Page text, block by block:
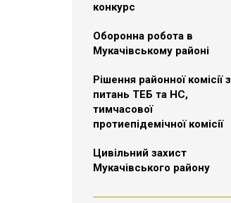
конкурс
Оборонна робота в
Мукачівському районі
Рішення районної комісії з
питань ТЕБ та НС,
тимчасової
протиепідемічної комісії
Цивільний захист
Мукачівського району